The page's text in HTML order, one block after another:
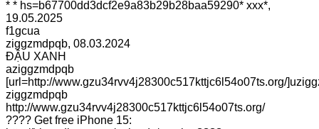
* * hs=b67700dd3dcf2e9a83b29b28baa59290* ххх*,
19.05.2025
f1gcua
ziggzmdpqb, 08.03.2024
ĐẬU XANH
aziggzmdpqb
[url=http://www.gzu34rvv4j28300c517kttjc6l54o07ts.org/
ziggzmdpqb
http://www.gzu34rvv4j28300c517kttjc6l54o07ts.org/
???? Get free iPhone 15: